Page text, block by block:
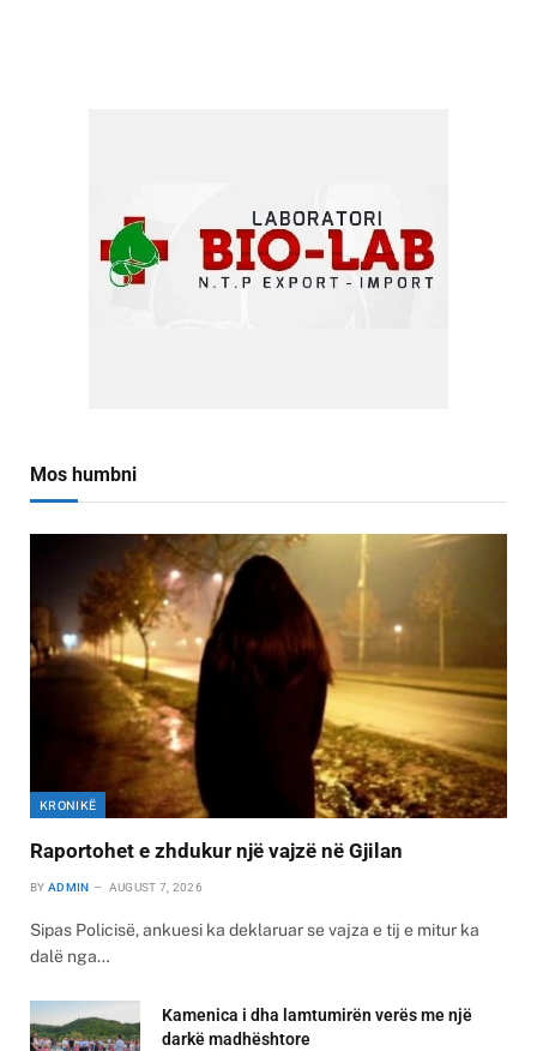
Mos humbni
KRONIKË
Raportohet e zhdukur një vajzë në Gjilan
BY ADMIN AUGUST 7, 2026
Sipas Policisë, ankuesi ka deklaruar se vajza e tij e mitur ka
dalë nga…
Kamenica i dha lamtumirën verës me një
darkë madhështore